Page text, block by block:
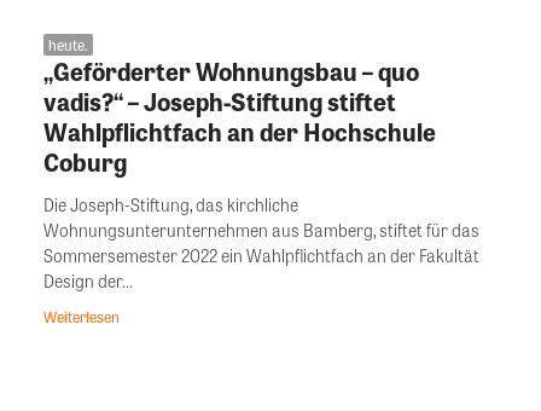
heute.
„Geförderter Wohnungsbau – quo
vadis?“ – Joseph-Stiftung stiftet
Wahlpflichtfach an der Hochschule
Coburg
Die Joseph-Stiftung, das kirchliche
Wohnungsunterunternehmen aus Bamberg, stiftet für das
Sommersemester 2022 ein Wahlpflichtfach an der Fakultät
Design der...
Weiterlesen